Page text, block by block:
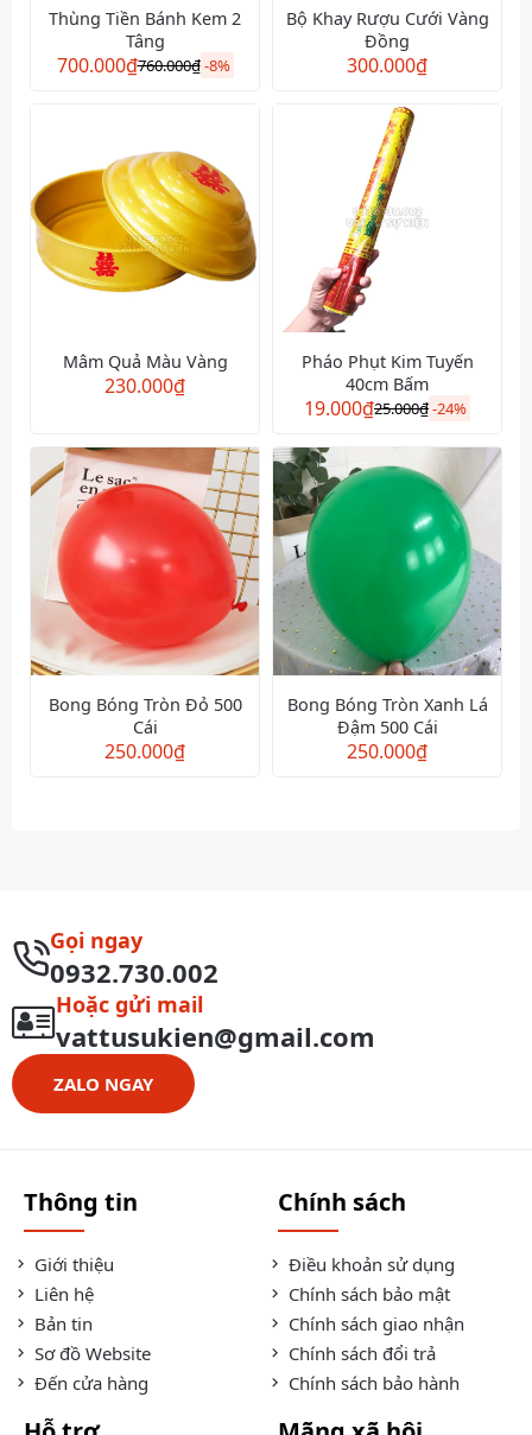
Thùng Tiền Bánh Kem 2
Tâng
700.000₫760.000₫-8%
Bộ Khay Rượu Cưới Vàng
Đồng
300.000₫
Mâm Quả Màu Vàng
230.000₫
Pháo Phụt Kim Tuyến
40cm Bấm
19.000₫25.000₫-24%
Bong Bóng Tròn Đỏ 500
Cái
250.000₫
Bong Bóng Tròn Xanh Lá
Đậm 500 Cái
250.000₫
Gọi ngay
0932.730.002
Hoặc gửi mail
vattusukien@gmail.com
ZALO NGAY
Thông tin
Giới thiệu
Liên hệ
Bản tin
Sơ đồ Website
Đến cửa hàng
Chính sách
Điều khoản sử dụng
Chính sách bảo mật
Chính sách giao nhận
Chính sách đổi trả
Chính sách bảo hành